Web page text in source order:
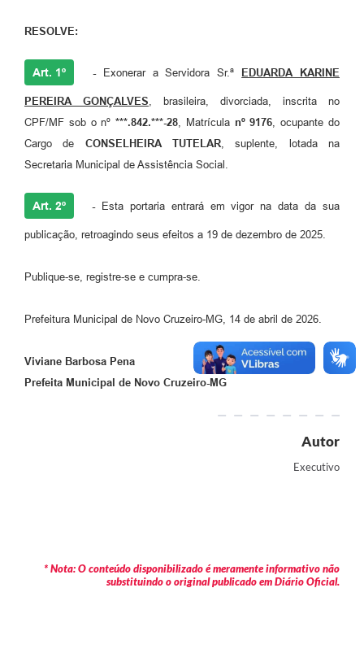
RESOLVE:
Art. 1º - Exonerar a Servidora Sr.ª EDUARDA KARINE
PEREIRA GONÇALVES , brasileira, divorciada, inscrita no
CPF/MF sob o nº***.842.***-28 , Matrícula nº 9176 , ocupante do
Cargo de CONSELHEIRA TUTELAR , suplente, lotada na
Secretaria Municipal de Assistência Social.
Art. 2º - Esta portaria entrará em vigor na data da sua
publicação, retroagindo seus efeitos a 19 de dezembro de 2025.
Publique-se, registre-se e cumpra-se.
Prefeitura Municipal de Novo Cruzeiro-MG, 14 de abril de 2026.
Viviane Barbosa Pena
Prefeita Municipal de Novo Cruzeiro-MG
Autor
Executivo
* Nota: O conteúdo disponibilizado é meramente informativo não
substituindo o original publicado em Diário Oficial.